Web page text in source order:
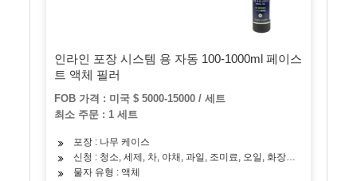
인라인 포장 시스템 용 자동 100-1000ml 페이스
트 액체 필러
FOB 가격 : 미국 $ 5000-15000 / 세트
최소 주문 : 1 세트
포장 : 나무 케이스
신청 : 청소, 세제, 차, 야채, 과일, 조미료, 오일, 화장품, 스킨 케어
물자 유형 : 액체